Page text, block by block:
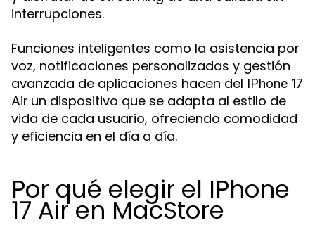
interrupciones.
Funciones inteligentes como la asistencia por
voz, notificaciones personalizadas y gestión
avanzada de aplicaciones hacen del IPhone 17
Air un dispositivo que se adapta al estilo de
vida de cada usuario, ofreciendo comodidad
y eficiencia en el día a día.
Por qué elegir el IPhone
17 Air en MacStore